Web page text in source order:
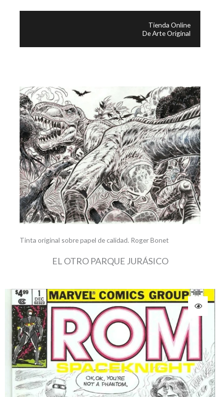
Tienda Online
De Arte Original
Tinta original sobre papel de calidad. Roger Bonet
EL OTRO PARQUE JURÁSICO
El
precio
original
era:
250,00 €.
El
precio
actual
es:
235,00 €.